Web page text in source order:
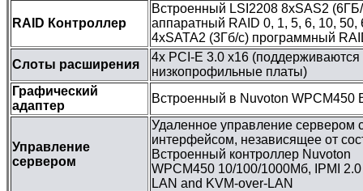
RAID Контроллер
Встроенный LSI2208 8xSAS2
аппаратный RAID 0, 1, 5, 6, 10, 50,
4xSATA2 (3Гб/с) программный
Слоты расширения
4x PCI-E 3.0 x16 (поддерживаются
низкопрофильные платы)
Графический
адаптер
Встроенный в Nuvoton WPCM450
Управление
сервером
Удаленное управление сервером
интерфейсом, независящее от
Встроенный контроллер Nuvoton
WPCM450 10/100/1000Мб, IPMI
LAN and KVM-over-LAN